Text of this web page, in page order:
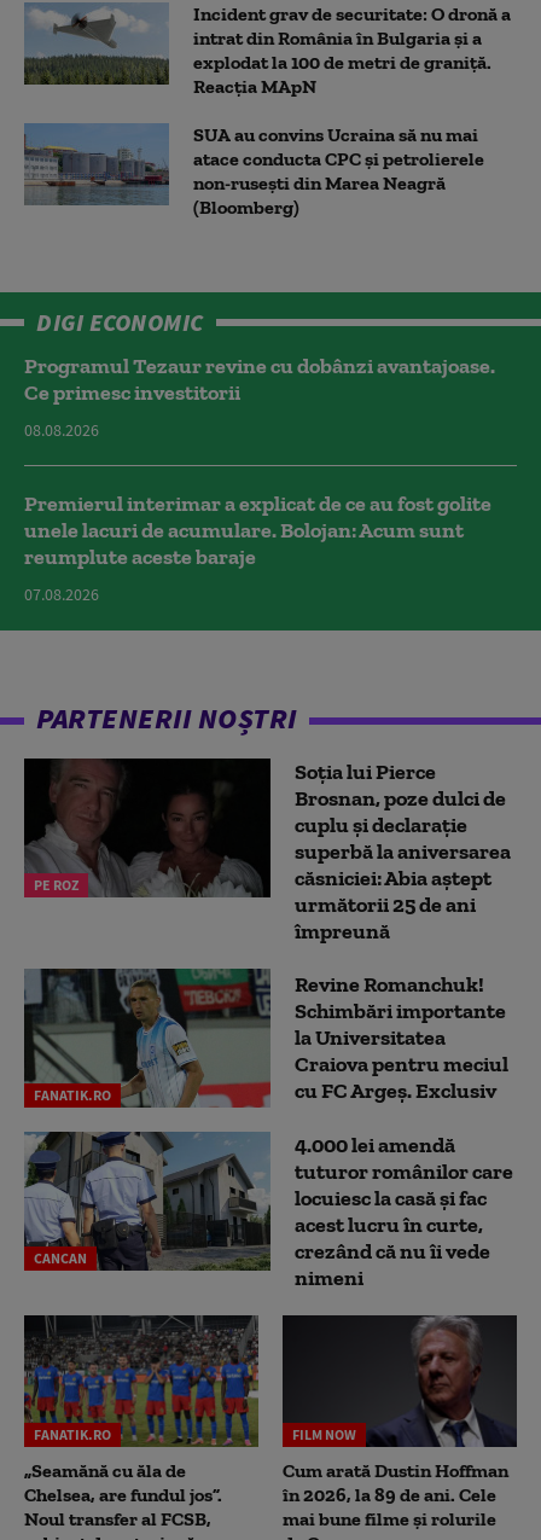
Incident grav de securitate: O dronă a
intrat din România în Bulgaria şi a
explodat la 100 de metri de graniţă.
Reacția MApN
SUA au convins Ucraina să nu mai
atace conducta CPC şi petrolierele
non-ruseşti din Marea Neagră
(Bloomberg)
DIGI ECONOMIC
Programul Tezaur revine cu dobânzi avantajoase.
Ce primesc investitorii
08.08.2026
Premierul interimar a explicat de ce au fost golite
unele lacuri de acumulare. Bolojan: Acum sunt
reumplute aceste baraje
07.08.2026
PARTENERII NOȘTRI
PE ROZ
Soția lui Pierce
Brosnan, poze dulci de
cuplu și declarație
superbă la aniversarea
căsniciei: Abia aștept
următorii 25 de ani
împreună
FANATIK.RO
Revine Romanchuk!
Schimbări importante
la Universitatea
Craiova pentru meciul
cu FC Argeş. Exclusiv
CANCAN
4.000 lei amendă
tuturor românilor care
locuiesc la casă și fac
acest lucru în curte,
crezând că nu îi vede
nimeni
FANATIK.RO
„Seamănă cu ăla de
Chelsea, are fundul jos”.
Noul transfer al FCSB,
FILM NOW
Cum arată Dustin Hoffman
în 2026, la 89 de ani. Cele
mai bune filme și rolurile